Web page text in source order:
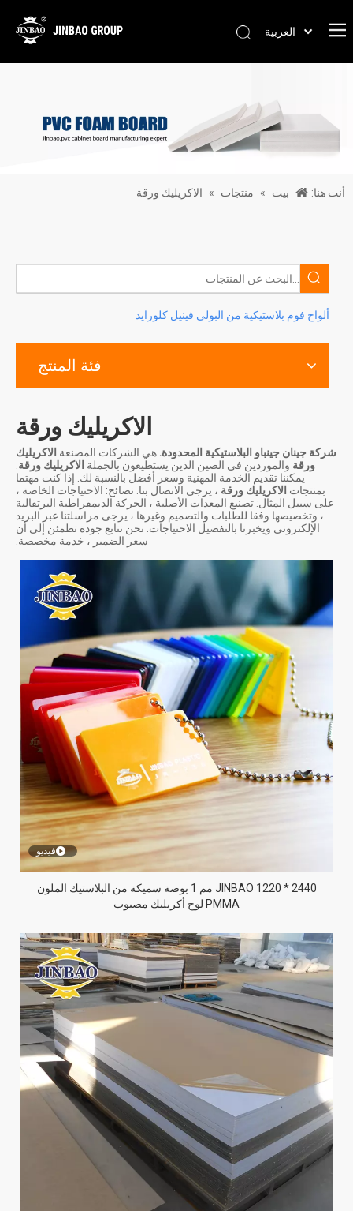
العربية
简体中文
أنت هنا: بيت » منتجات » الاكريليك ورقة
ألواح فوم بلاستيكية من البولي فينيل كلورايد
فئة المنتج
الاكريليك ورقة
شركة جينان جينباو البلاستيكية المحدودة. هي الشركات المصنعة الاكريليك
ورقة والموردين في الصين الذين يستطيعون بالجملة الاكريليك ورقة
يمكننا تقديم الخدمة المهنية وسعر أفضل بالنسبة لك. إذا كنت مهتما
بمنتجات الاكريليك ورقة ، يرجى الاتصال بنا. نصائح: الاحتياجات الخاصة ،
على سبيل المثال: تصنيع المعدات الأصلية ، الحركة الديمقراطية البرتقالية
، وتخصيصها وفقا للطلبات والتصميم وغيرها ، يرجى مراسلتنا عبر البريد
الإلكتروني ويخبرنا بالتفصيل الاحتياجات. نحن نتابع جودة تطمئن إلى أن
سعر الضمير ، خدمة مخصصة.
فيديو
JINBAO 1220 * 2440 مم 1 بوصة سميكة من البلاستيك الملون
PMMA لوح أكريليك مصبوب